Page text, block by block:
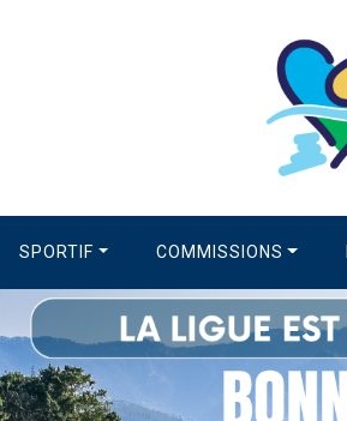
SPORTIF COMMISSIONS